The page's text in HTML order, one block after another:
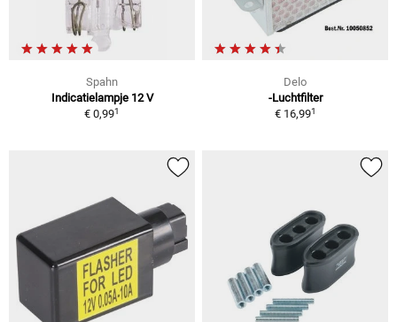
Spahn
Indicatielampje 12 V
€ 0,991
Delo
-Luchtfilter
€ 16,991